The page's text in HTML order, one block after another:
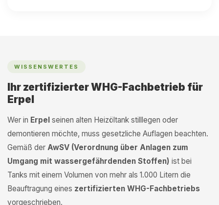
WISSENSWERTES
Ihr zertifizierter WHG-Fachbetrieb für
Erpel
Wer in Erpel seinen alten Heizöltank stilllegen oder
demontieren möchte, muss gesetzliche Auflagen beachten.
Gemäß der AwSV (Verordnung über Anlagen zum
Umgang mit wassergefährdenden Stoffen) ist bei
Tanks mit einem Volumen von mehr als 1.000 Litern die
Beauftragung eines zertifizierten WHG-Fachbetriebs
vorgeschrieben.